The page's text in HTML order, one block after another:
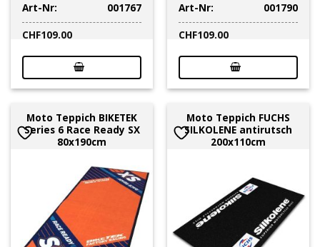
Art-Nr:
001767
CHF109.00
Art-Nr:
001790
CHF109.00
Moto Teppich BIKETEK
Series 6 Race Ready SX
80x190cm
Moto Teppich FUCHS
SILKOLENE antirutsch
200x110cm